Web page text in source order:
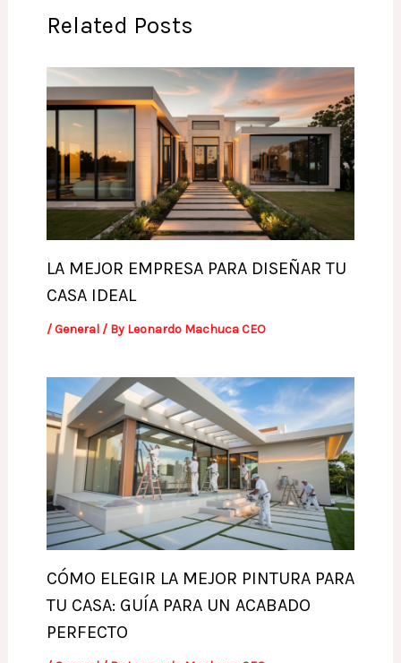
Related Posts
LA MEJOR EMPRESA PARA DISEÑAR TU
CASA IDEAL
/General/ By Leonardo Machuca CEO
CÓMO ELEGIR LA MEJOR PINTURA PARA
TU CASA: GUÍA PARA UN ACABADO
PERFECTO